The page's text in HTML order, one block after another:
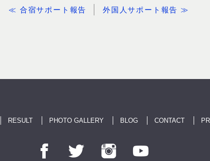
≪ 合宿サポート報告 外国人サポート報告 ≫
RESULT PHOTO GALLERY BLOG CONTACT